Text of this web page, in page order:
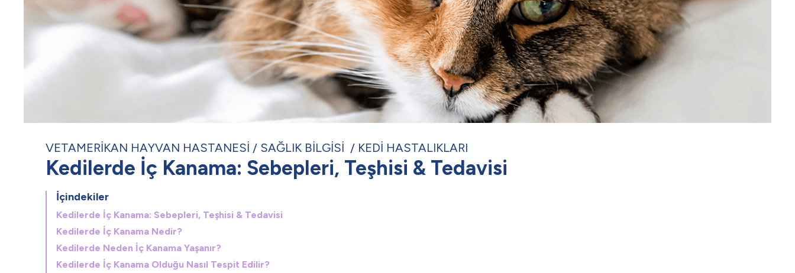
VETAMERİKAN HAYVAN HASTANESİ SAĞLIK BİLGİSİ KEDİ HASTALIKLARI
Kedilerde İç Kanama: Sebepleri, Teşhisi & Tedavisi
İçindekiler
Kedilerde İç Kanama: Sebepleri, Teşhisi & Tedavisi
Kedilerde İç Kanama Nedir?
Kedilerde Neden İç Kanama Yaşanır?
Kedilerde İç Kanama Olduğu Nasıl Tespit Edilir?